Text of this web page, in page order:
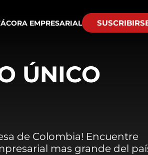
EMPRESARIAL
ÚNICO
de Colombia! Encuentre
mas grande del